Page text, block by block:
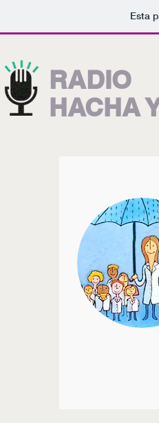
Esta
RADIO
HACHA